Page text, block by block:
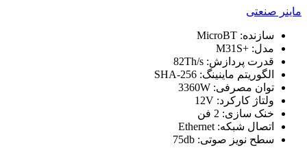
ماینر صنعتی
سازنده: MicroBT
مدل: +M31S
قدرت پردازش: 82Th/s
الگوریتم ماینینگ: SHA-256
توان مصرفی: 3360W
ولتاژ کارکرد: 12V
خنک سازی: 2 فن
اتصال شبکه: Ethernet
سطح نویز صوتی: 75db